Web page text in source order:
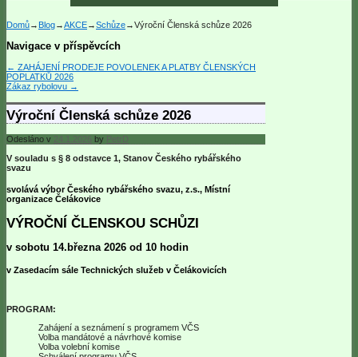
Domů→ Blog→AKCE→Schůze→Výroční Členská schůze 2026
Navigace v příspěvcích
← ZAHÁJENÍ PRODEJE POVOLENEK A PLATBY ČLENSKÝCH
POPLATKŮ 2026
Zákaz rybolovu →
Výroční Členská schůze 2026
Odesláno v 24.1.2026 by PetrD
V souladu s § 8 odstavce 1, Stanov Českého rybářského
svazu
svolává výbor Českého rybářského svazu, z.s., Místní
organizace Čelákovice
VÝROČNÍ ČLENSKOU SCHŮZI
v sobotu 14.března 2026 od 10 hodin
v Zasedacím sále Technických služeb v Čelákovicích
PROGRAM:
Zahájení a seznámení s programem VČS
Volba mandátové a návrhové komise
Volba volební komise